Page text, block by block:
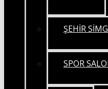
ŞEHİR
SPOR